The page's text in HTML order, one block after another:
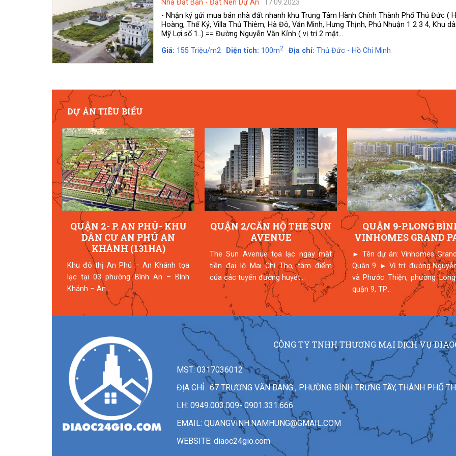
Nhà Đất Bán - Đất Nền Dự Án
17.09.2023
- Nhận ký gửi mua bán nhà đất nhanh khu Trung Tâm Hành Chính Thành Phố Thủ Đức (
Hoàng, Thế Kỷ, Villa Thủ Thiêm, Hà Đô, Văn Minh, Hưng Thịnh, Phú Nhuận 1 2 3 4, Khu
Mỹ Lợi số 1..) == Đường Nguyễn Văn Kỉnh ( vị trí 2 mặt...
Giá: 155 Triệu/m2 Diện tích: 100m2 Địa chỉ: Thủ Đức - Hồ Chí Minh
DỰ ÁN TIÊU BIỂU
QUẬN 2- P. AN PHÚ- KHU
DÂN CƯ AN PHÚ AN
KHÁNH (131HA)
Khu đô thị An Phú – An Khánh tọa
lạc tại 03 phường Bình An – Bình
Khánh – An...
QUẬN 2/CĂN HỘ THE SUN
AVENUE
The Sun Avenue tọa lạc ngay mặt
tiền đại lộ Mai Chí Thọ, tâm điểm
của các tuyến đường huyết...
QUẬN 9-P.LONG
VINHOMES GRAND
► Tên dự án: Vinhomes
Quận 9. ► Vị trí: đường
và Phước Thiện, phường Long
quận 9, TP...
CÔNG TY TNHH THƯƠNG MẠI DỊCH VỤ
MST: 0317036012
ĐỊA CHỈ : 67 TRƯƠNG VĂN BANG , PHƯỜNG BÌNH TRƯNG TÂY, THÀNH PHỐ
LH: 0949.003.009- 0901.331.666
EMAIL: QUANGVINH.NAMHUNG@GMAIL.COM
WEBSITE: diaoc24gio.com